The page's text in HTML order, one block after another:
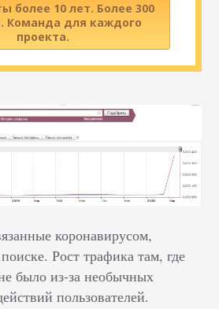
более 10 лет. Более 300
Команда для каждого
проекта.
коронавирусом,
Рост трафика там, где
было из-за необычных
пользователей.